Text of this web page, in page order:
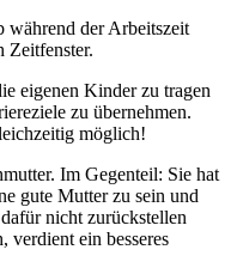
während der Arbeitszeit
Zeitfenster.
eigenen Kinder zu tragen
zu übernehmen.
möglich!
Im Gegenteil: Sie hat
gute Mutter zu sein und
nicht zurückstellen
verdient ein besseres